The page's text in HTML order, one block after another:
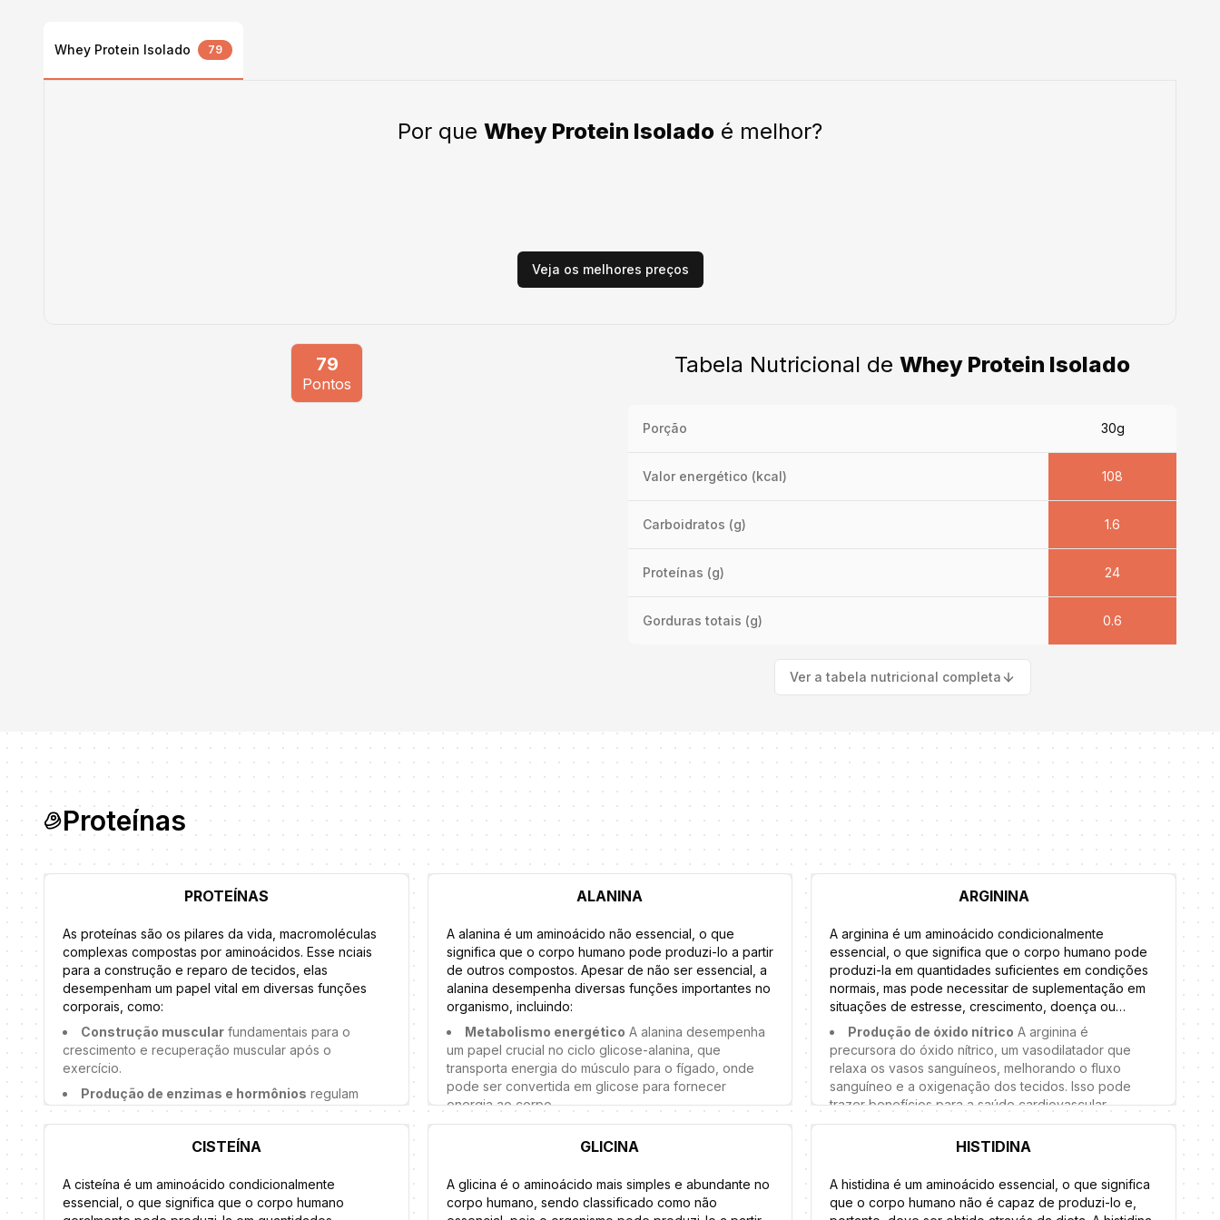
Whey Protein Isolado 79
Por que Whey Protein Isolado é melhor?
Veja os melhores preços
79
Pontos
Tabela Nutricional de Whey Protein Isolado
Ver a tabela nutricional completa
Porção 30g
Valor energético (kcal) 108
Carboidratos (g) 1.6
Proteínas (g) 24
Gorduras totais (g) 0.6
Proteínas
PROTEÍNAS
As proteínas são os pilares da vida, macromoléculas
complexas compostas por aminoácidos. Esse nciais
para a construção e reparo de tecidos, elas
desempenham um papel vital em diversas funções
corporais, como:
Construção muscular fundamentais para o
crescimento e recuperação muscular após o
exercício.
Produção de enzimas e hormônios regulam
processos metabólicos e funções corporais.
Transporte de nutrientes
vitaminas e minerais pelo corpo.
Sistema imunológicoanticorpos
(imunoglobulinas) são proteínas que combatem
infecções.
ALANINA
A alanina é um aminoácido não essencial, o que
significa que o corpo humano pode produzi-lo a partir
de outros compostos. Apesar de não ser essencial, a
alanina desempenha diversas funções importantes no
organismo, incluindo:
Metabolismo energético A alanina desempenha
um papel crucial no ciclo glicose-alanina, que
transporta energia do músculo para o fígado, onde
pode ser convertida em glicose para fornecer
energia ao corpo.
Construção muscularEmbora não seja tão
conhecida quanto outros aminoácidos para
proteica e pode ajudar a manter a massa muscular.
Sistema imunológicoA alanina auxilia na
ARGININA
A arginina é um aminoácido condicionalmente
essencial, o que significa que o corpo humano pode
produzi-la em quantidades suficientes em condições
normais, mas pode necessitar de suplementação em
situações de estresse, crescimento, doença ou
durante a prática de exercícios intensos. A arginina
desempenha diversas funções importantes no
organismo, incluindo:
Produção de óxido nítrico A arginina é
precursora do óxido nítrico, um vasodilatador que
relaxa os vasos sanguíneos, melhorando o fluxo
sanguíneo e a oxigenação dos tecidos. Isso pode
trazer benefícios para a saúde cardiovascular,
desempenho físico e função sexual.
Síntese de proteínasComo outros aminoácidos,
de tecidos, sendo importante para o crescimento
muscular e a recuperação após o exercício.
CISTEÍNA
A cisteína é um aminoácido condicionalmente
essencial, o que significa que o corpo humano
GLICINA
A glicina é o aminoácido mais simples e abundante no
corpo humano, sendo classificado como não
HISTIDINA
A histidina é um aminoácido essencial, o que significa
que o corpo humano não é capaz de produzi-lo e,